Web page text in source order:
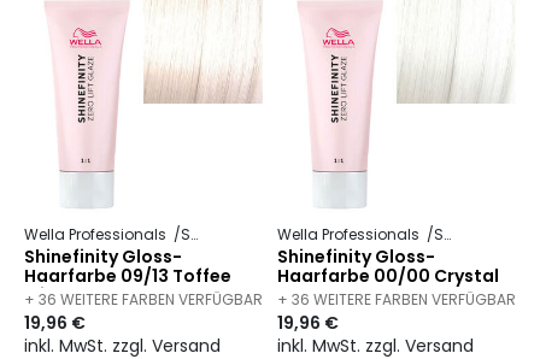
Wella Professionals Shinefinity
Shinefinity Gloss-
Haarfarbe 09/13 Toffee
Milk
+ 36 WEITERE FARBEN VERFÜGBAR
19,96 €
inkl. MwSt. zzgl. Versand
Wella Professionals Shinefinity
Shinefinity Gloss-
Haarfarbe 00/00 Crystal
Glaze
+ 36 WEITERE FARBEN VERFÜGBAR
19,96 €
inkl. MwSt. zzgl. Versand